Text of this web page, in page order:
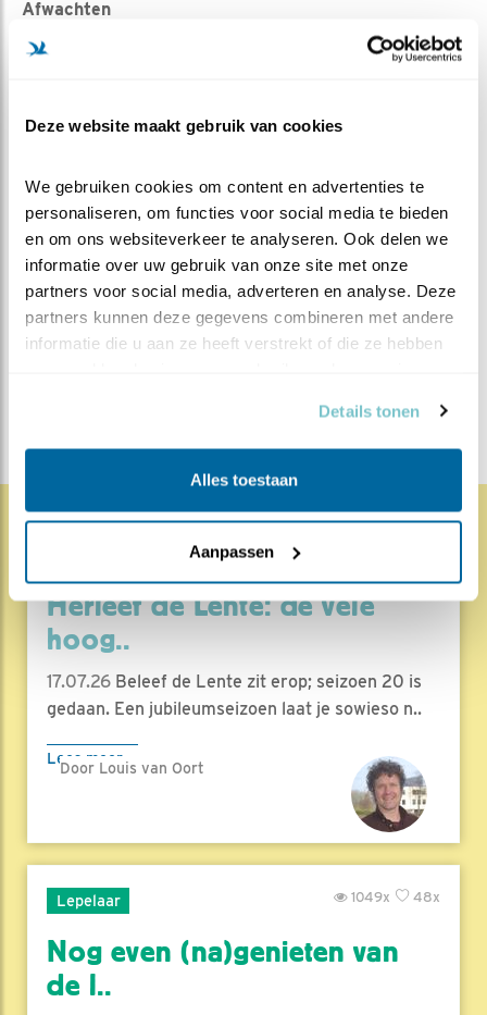
Deze website maakt gebruik van cookies
We gebruiken cookies om content en advertenties te
personaliseren, om functies voor social media te bieden
en om ons websiteverkeer te analyseren. Ook delen we
informatie over uw gebruik van onze site met onze
partners voor social media, adverteren en analyse. Deze
partners kunnen deze gegevens combineren met andere
informatie die u aan ze heeft verstrekt of die ze hebben
Details tonen
Alles toestaan
Aanpassen
Afwachten
Tot die tijd is het afwachten en hopen dat er nog een ei
Vind ik leuk
Bewaar deze blog
MEER OVER
Alle Beleef de Lente
blogs
Herleef de Lente: de vele
hoog..
17.07.26 Beleef de Lente zit erop; seizoen 20 is
gedaan. Een jubileumseizoen laat je sowieso n..
Lees meer
Door Louis van Oort
Lepelaar 48x
1049x
Nog even (na)genieten van
de l..